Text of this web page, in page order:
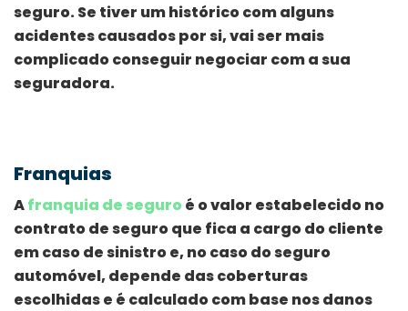
seguro. Se tiver um histórico com alguns
acidentes causados por si, vai ser mais
complicado conseguir negociar com a sua
seguradora.
Franquias
Afranquia de seguro é o valor estabelecido no
contrato de seguro que fica a cargo do cliente
em caso de sinistro e, no caso do seguro
automóvel, depende das coberturas
escolhidas e é calculado com base nos danos